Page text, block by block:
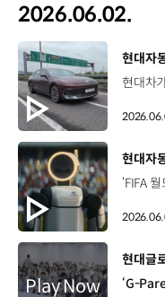
2026.06.02.
[동영상]
현대자
[동영상]
[동영상]
현대글